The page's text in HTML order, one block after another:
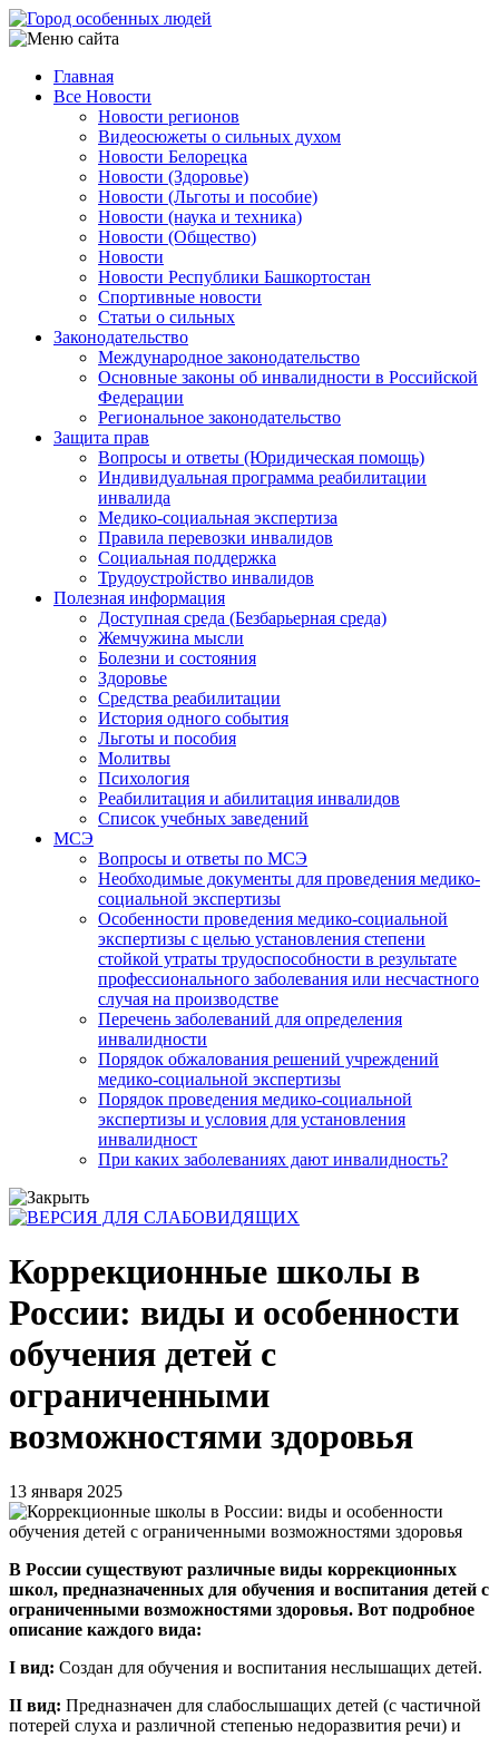
Перейти
к
содержанию
Main
navigation
Главная
Все Новости
Новости регионов
Видеосюжеты о сильных духом
Новости Белорецка
Новости (Здоровье)
Новости (Льготы и пособие)
Новости (наука и техника)
Новости (Общество)
Новости
Новости Республики Башкортостан
Спортивные новости
Статьи о сильных
Законодательство
Международное законодательство
Основные законы об инвалидности в Российской
Федерации
Региональное законодательство
Защита прав
Вопросы и ответы (Юридическая помощь)
Индивидуальная программа реабилитации
инвалида
Медико-социальная экспертиза
Правила перевозки инвалидов
Социальная поддержка
Трудоустройство инвалидов
Полезная информация
Доступная среда (Безбарьерная среда)
Жемчужина мысли
Болезни и состояния
Здоровье
Средства реабилитации
История одного события
Льготы и пособия
Молитвы
Психология
Реабилитация и абилитация инвалидов
Список учебных заведений
МСЭ
Вопросы и ответы по МСЭ
Необходимые документы для проведения медико-
социальной экспертизы
Особенности проведения медико-социальной
экспертизы с целью установления степени
стойкой утраты трудоспособности в результате
профессионального заболевания или несчастного
случая на производстве
Перечень заболеваний для определения
инвалидности
Порядок обжалования решений учреждений
медико-социальной экспертизы
Порядок проведения медико-социальной
экспертизы и условия для установления
инвалидност
При каких заболеваниях дают инвалидность?
Коррекционные школы в
России: виды и особенности
обучения детей с
ограниченными
возможностями здоровья
13 января 2025
В России существуют различные виды коррекционных
школ, предназначенных для обучения и воспитания детей с
ограниченными возможностями здоровья. Вот подробное
описание каждого вида:
I вид: Создан для обучения и воспитания неслышащих детей.
II вид: Предназначен для слабослышащих детей (с частичной
потерей слуха и различной степенью недоразвития речи) и